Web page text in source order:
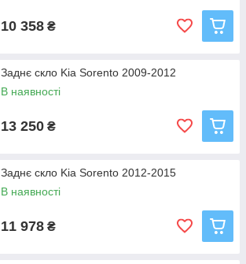
10 358 ₴
Заднє скло Kia Sorento 2009-2012
В наявності
13 250 ₴
Заднє скло Kia Sorento 2012-2015
В наявності
11 978 ₴